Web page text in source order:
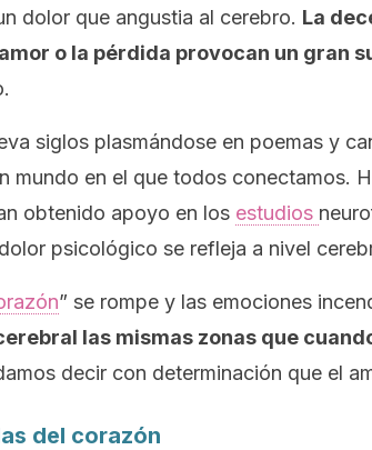
dolor que angustia al cerebro. La
o la pérdida provocan un gran
siglos plasmándose en poemas y
mundo en el que todos conectamos.
obtenido apoyo en los estudios
psicológico se refleja a nivel
” se rompe y las emociones
las mismas zonas que
decir con determinación que el
del corazón